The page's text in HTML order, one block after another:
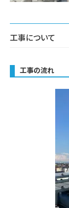
工事について
工事の流れ